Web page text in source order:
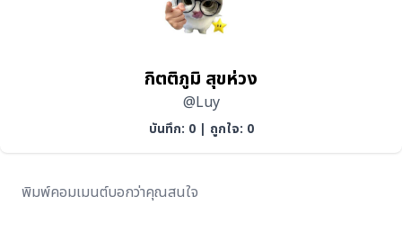
กิตติภูมิ สุขห่วง
@Luy
บันทึก: 0| ถูกใจ: 0